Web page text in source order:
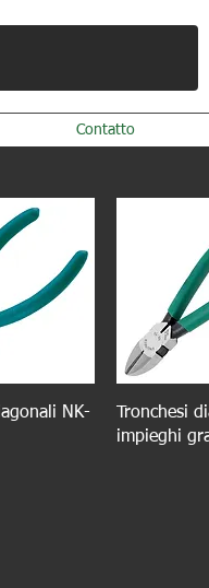
Contatto
NK-
Tronchesi
impieghi